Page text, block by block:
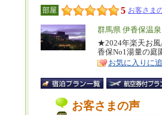
部屋 5 お客さま
エ
リ
ア
群馬県 伊香保温
特
徴
★2024年楽天お
香保No1湯量の庭
お気に入りに
お客さまの声